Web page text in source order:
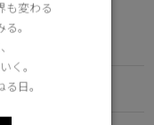
な活動に適した軽さ
about TEI
も変わる
。
く。
日。